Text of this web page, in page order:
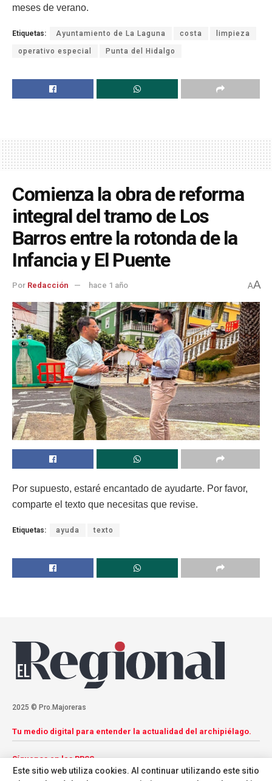
meses de verano.
Etiquetas: Ayuntamiento de La Laguna costa limpieza
operativo especial Punta del Hidalgo
Comienza la obra de reforma
integral del tramo de Los
Barros entre la rotonda de la
Infancia y El Puente
Por Redacción hace 1 año AA
Por supuesto, estaré encantado de ayudarte. Por favor,
comparte el texto que necesitas que revise.
Etiquetas: ayuda texto
2025 © Pro.Majoreras
Tu medio digital para entender la actualidad del archipiélago.
Síguenos en las RRSS
Este sitio web utiliza cookies. Al continuar utilizando este sitio